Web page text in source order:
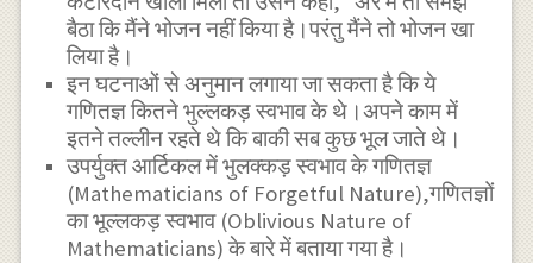
बैठा कि मैंने भोजन नहीं किया है।परंतु मैंने तो भोजन खा
लिया है।
इन घटनाओं से अनुमान लगाया जा सकता है कि ये
गणितज्ञ कितने भुल्लकड़ स्वभाव के थे।अपने काम में
इतने तल्लीन रहते थे कि बाकी सब कुछ भूल जाते थे।
उपर्युक्त आर्टिकल में भुलक्कड़ स्वभाव के गणितज्ञ
(Mathematicians of Forgetful Nature),गणितज्ञों
का भूल्लकड़ स्वभाव (Oblivious Nature of
Mathematicians) के बारे में बताया गया है।